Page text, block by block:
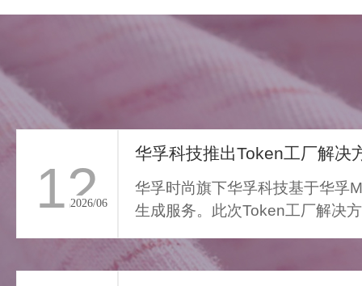
>
12
2026/06
华孚科技推出Token工厂解决
华孚时尚旗下华孚科技基于华孚
生成服务。此次Token工厂解决